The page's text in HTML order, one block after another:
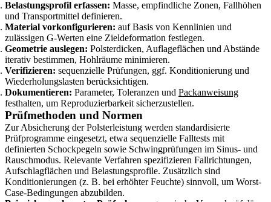
Belastungsprofil erfassen: Masse, empfindliche Zonen, Fallhöhen
und Transportmittel definieren.
Material vorkonfigurieren: auf Basis von Kennlinien und
zulässigen G‑Werten eine Zieldeformation festlegen.
Geometrie auslegen: Polsterdicken, Auflageflächen und Abstände
iterativ bestimmen, Hohlräume minimieren.
Verifizieren: sequenzielle Prüfungen, ggf. Konditionierung und
Wiederholungslasten berücksichtigen.
Dokumentieren: Parameter, Toleranzen und Packanweisung
festhalten, um Reproduzierbarkeit sicherzustellen.
Prüfmethoden und Normen
Zur Absicherung der Polsterleistung werden standardisierte
Prüfprogramme eingesetzt, etwa sequenzielle Falltests mit
definierten Schockpegeln sowie Schwingprüfungen im Sinus- und
Rauschmodus. Relevante Verfahren spezifizieren Fallrichtungen,
Aufschlagflächen und Belastungsprofile. Zusätzlich sind
Konditionierungen (z. B. bei erhöhter Feuchte) sinnvoll, um Worst-
Case-Bedingungen abzubilden.